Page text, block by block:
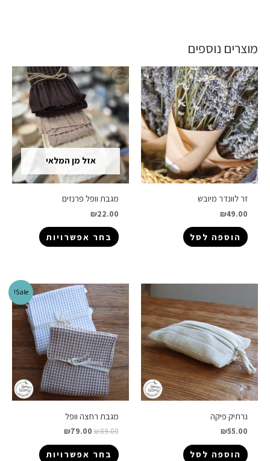
מוצרים נוספים
זר לוונדר מיובש
₪49.00
הוספה לסל
אזל מן המלאי
מגבת וופל פרנזים
₪22.00
בחר אפשרויות
נרתיק פיקה
₪55.00
הוספה לסל
Sale!
מגבת רחצה וופל
₪89.00
₪79.00
בחר אפשרויות